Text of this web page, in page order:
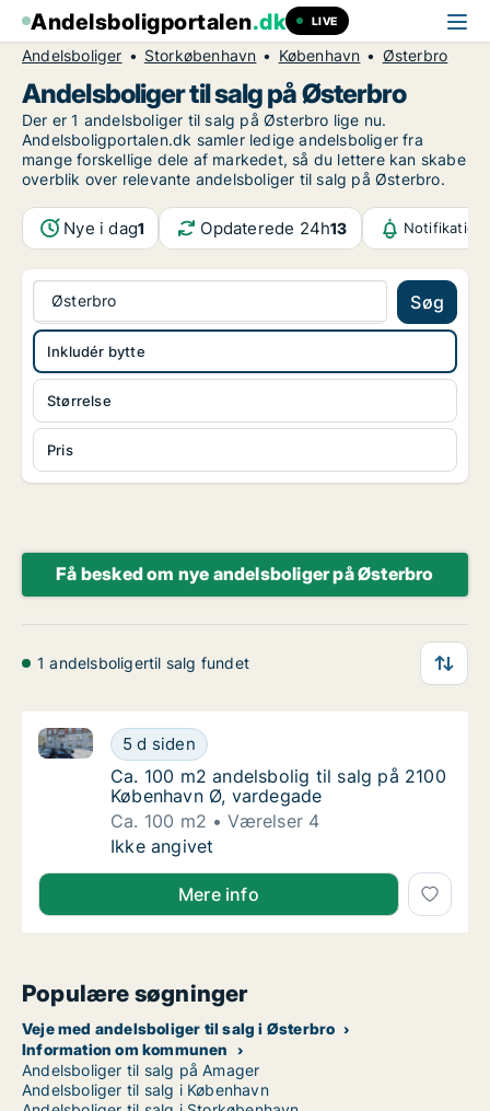
Andelsboligportalen.dk LIVE
Andelsboliger Storkøbenhavn København Østerbro
Andelsboliger til salg på Østerbro
Der er 1 andelsboliger til salg på Østerbro lige nu.
Andelsboligportalen.dk samler ledige andelsboliger fra
mange forskellige dele af markedet, så du lettere kan skabe
overblik over relevante andelsboliger til salg på Østerbro.
Nye i dag1 Opdaterede 24h13
Østerbro Søg
Størrelse
Pris
Inkludér bytte
Få besked om nye andelsboliger på Østerbro
1 andelsboligertil salg fundet
Ca. 100 m2 andelsbolig til salg på 2100
5 d siden
Ca. 100 m2 andelsbolig til salg på 2100 København
Ca. 100 m2 andelsbolig til salg på 2100
Ca. 100 m2 andelsbolig til salg på 2100
København Ø, vardegade
Ca. 100 m2
Værelser 4
Ca. 100 m2 andelsbolig til salg på 2100
Ikke angivet
Mere info
Populære søgninger
Veje med andelsboliger til salg i Østerbro
Information om kommunen
Andelsboliger til salg på Amager
Andelsboliger til salg i København